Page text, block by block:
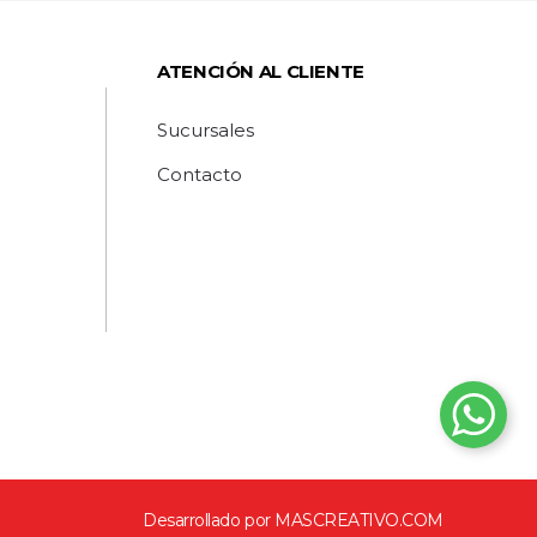
ATENCIÓN AL CLIENTE
Sucursales
Contacto
Desarrollado por MASCREATIVO.COM